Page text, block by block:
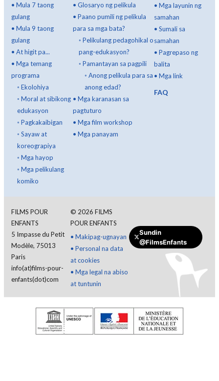
• Mula 7 taong
gulang
• Mula 9 taong
gulang
• At higit pa...
• Mga temang
programa
◦ Ekolohiya
◦ Moral at sibikong
edukasyon
◦ Pagkakaibigan
◦ Sayaw at
koreograpiya
◦ Mga hayop
◦ Mga pelikulang
komiko
• Glosaryo ng pelikula
• Paano pumili ng pelikula
para sa mga bata?
◦ Pelikulang pedagohikal o
pang-edukasyon?
◦ Pamantayan sa pagpili
◦ Anong pelikula para sa
anong edad?
• Mga karanasan sa
pagtuturo
• Mga film workshop
• Mga panayam
•Mga layunin ng
samahan
•Sumali sa
samahan
•Pagrepaso ng
balita
•Mga link
FAQ
FILMS POUR
ENFANTS
5 Impasse du Petit
Modèle, 75013
Paris
info(at)films-pour-
enfants(dot)com
© 2026 FILMS
POUR ENFANTS
• Makipag-ugnayan
• Personal na data
at cookies
• Mga legal na abiso
at tuntunin
Sundin
@FilmsEnfants